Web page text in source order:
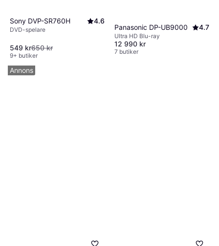
Sony DVP-SR760H 4.6
DVD-spelare
549 kr650 kr
9+ butiker
Panasonic DP-UB9000 4.7
Ultra HD Blu-ray
12 990 kr
7 butiker
Annons